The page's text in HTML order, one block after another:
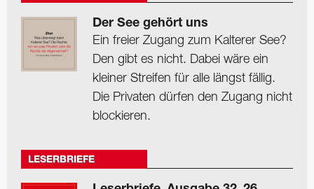
Der See gehört uns
Ein freier Zugang zum Kalterer See?
Den gibt es nicht. Dabei wäre ein
kleiner Streifen für alle längst fällig.
Die Privaten dürfen den Zugang nicht
blockieren.
LESERBRIEFE